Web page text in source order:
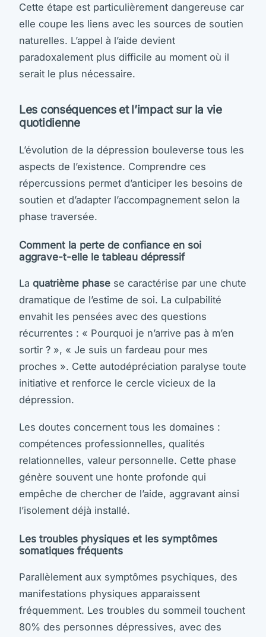
Cette étape est particulièrement dangereuse car
elle coupe les liens avec les sources de soutien
naturelles. L’appel à l’aide devient
paradoxalement plus difficile au moment où il
serait le plus nécessaire.
Les conséquences et l’impact sur la vie
quotidienne
L’évolution de la dépression bouleverse tous les
aspects de l’existence. Comprendre ces
répercussions permet d’anticiper les besoins de
soutien et d’adapter l’accompagnement selon la
phase traversée.
Comment la perte de confiance en soi
aggrave-t-elle le tableau dépressif
La quatrième phase se caractérise par une chute
dramatique de l’estime de soi. La culpabilité
envahit les pensées avec des questions
récurrentes : « Pourquoi je n’arrive pas à m’en
sortir ? », « Je suis un fardeau pour mes
proches ». Cette autodépréciation paralyse toute
initiative et renforce le cercle vicieux de la
dépression.
Les doutes concernent tous les domaines :
compétences professionnelles, qualités
relationnelles, valeur personnelle. Cette phase
génère souvent une honte profonde qui
empêche de chercher de l’aide, aggravant ainsi
l’isolement déjà installé.
Les troubles physiques et les symptômes
somatiques fréquents
Parallèlement aux symptômes psychiques, des
manifestations physiques apparaissent
fréquemment. Les troubles du sommeil touchent
80% des personnes dépressives, avec des